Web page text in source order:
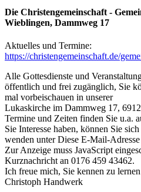
Die Christengemeinschaft -
Wieblingen, Dammweg 17
Aktuelles und Termine:
https://christengemeinschaft.de/
Alle Gottesdienste und
öffentlich und frei zugänglich, Sie
mal vorbeischauen in unserer
Lukaskirche im Dammweg 17,
Termine und Zeiten finden Sie u.a.
Sie Interesse haben, können Sie
wenden unterDiese E-Mail-
Zur Anzeige muss JavaScript
Kurznachricht an 0176 459 43462.
Ich freue mich, Sie kennen zu
Christoph Handwerk